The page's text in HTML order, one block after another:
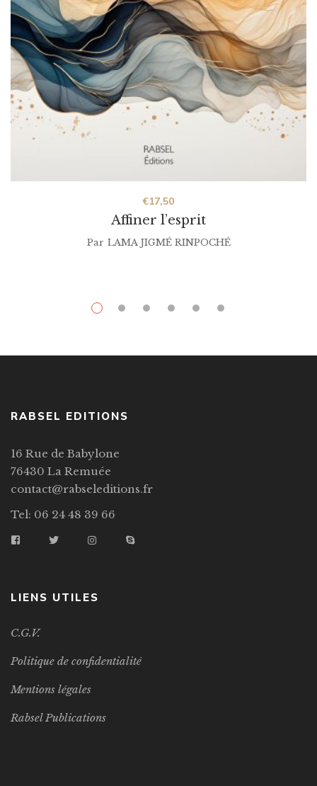
Affiner l’esprit
€17,50
Par LAMA JIGMÉ RINPOCHÉ
RABSEL EDITIONS
16 Rue de Babylone
76430 La Remuée
contact@rabseleditions.fr
Tel: 06 24 48 39 66
LIENS UTILES
C.G.V.
Politique de confidentialité
Mentions légales
Rabsel Publications